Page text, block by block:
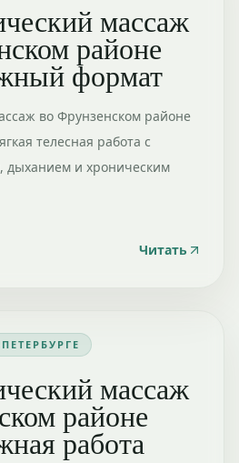
массаж
районе
формат
во Фрунзенском районе
телесная работа с
дыханием и хроническим
Читать
массаж
районе
работа